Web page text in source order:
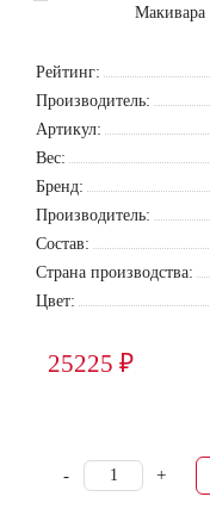
Рейтинг:
Производитель:
Артикул:
Вес:
Бренд:
Производитель:
Состав:
Страна производства:
Цвет:
25225 ₽
+
-